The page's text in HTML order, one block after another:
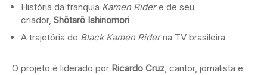
História da franquia Kamen Ridere de seu
criador, Shōtarō Ishinomori
A trajetória de Black Kamen Riderna TV brasileira
O projeto é liderado por Ricardo Cruz, cantor, jornalista e